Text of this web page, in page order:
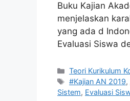
Buku Kajian
menjelaskan
yang ada d
Evaluasi Siswa
Kategori
Teori Kurikulum
Tag
#Kajian AN 2019,
Sistem, Evaluasi